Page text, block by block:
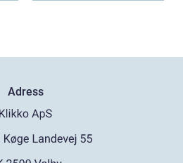
Adress